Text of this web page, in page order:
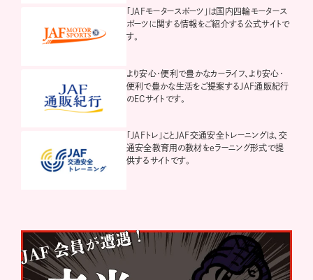
「JAFモータースポーツ」は国内四輪モータース
ポーツに関する情報をご紹介する公式サイトで
す。
より安心・便利で豊かなカーライフ、より安心・
便利で豊かな生活をご提案するJAF通販紀行
のECサイトです。
「JAFトレ」ことJAF交通安全トレーニングは、交
通安全教育用の教材をeラーニング形式で提
供するサイトです。